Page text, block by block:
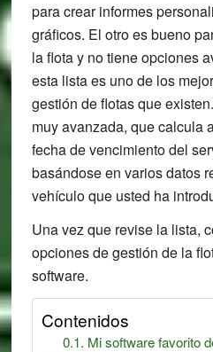
para crear informes
gráficos. El otro es bueno
la flota y no tiene opciones
esta lista es uno de los
gestión de flotas que
muy avanzada, que calcula
fecha de vencimiento del
basándose en varios datos
vehículo que usted ha
Una vez que revise la lista,
opciones de gestión de la
software.
Contenidos
Mi software favorito